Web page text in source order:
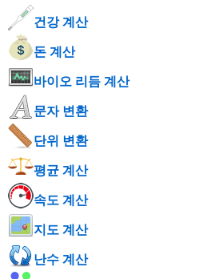
건강 계산
돈 계산
바이오 리듬 계산
문자 변환
단위 변환
평균 계산
속도 계산
지도 계산
난수 계산